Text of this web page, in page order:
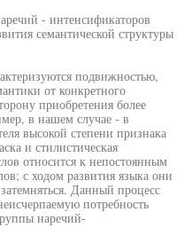
- интенсификаторов
семантической структуры
подвижностью,
от конкретного
приобретения более
в нашем случае - в
высокой степени признака
и стилистическая
относится к непостоянным
с ходом развития языка они
Данный процесс
потребность
наречий-